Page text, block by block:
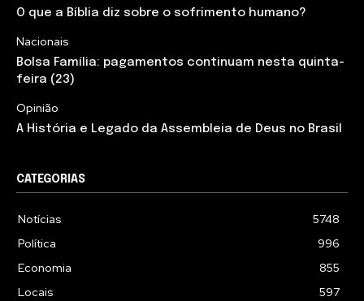
O que a Bíblia diz sobre o sofrimento humano?
Nacionais
Bolsa Família: pagamentos continuam nesta quinta-
feira (23)
Opinião
A História e Legado da Assembleia de Deus no Brasil
CATEGORIAS
Notícias
5748
Política
996
Economia
855
Locais
597